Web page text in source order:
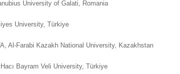
University of Galati, Romania
University, Türkiye
Al-Farabi Kazakh National University, Kazakhstan
Bayram Veli University, Türkiye